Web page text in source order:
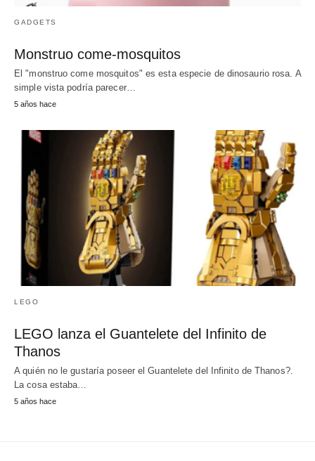
GADGETS
Monstruo come-mosquitos
El "monstruo come mosquitos" es esta especie de dinosaurio rosa. A
simple vista podría parecer…
5 años hace
LEGO
LEGO lanza el Guantelete del Infinito de
Thanos
A quién no le gustaría poseer el Guantelete del Infinito de Thanos?.
La cosa estaba…
5 años hace